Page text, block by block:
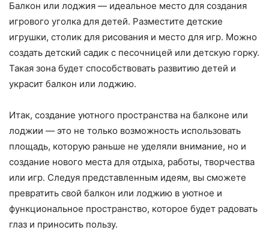
Балкон или лоджия — идеальное место для создания
игрового уголка для детей. Разместите детские
игрушки, столик для рисования и место для игр. Можно
создать детский садик с песочницей или детскую горку.
Такая зона будет способствовать развитию детей и
украсит балкон или лоджию.
Итак, создание уютного пространства на балконе или
лоджии — это не только возможность использовать
площадь, которую раньше не уделяли внимание, но и
создание нового места для отдыха, работы, творчества
или игр. Следуя представленным идеям, вы сможете
превратить свой балкон или лоджию в уютное и
функциональное пространство, которое будет радовать
глаз и приносить пользу.